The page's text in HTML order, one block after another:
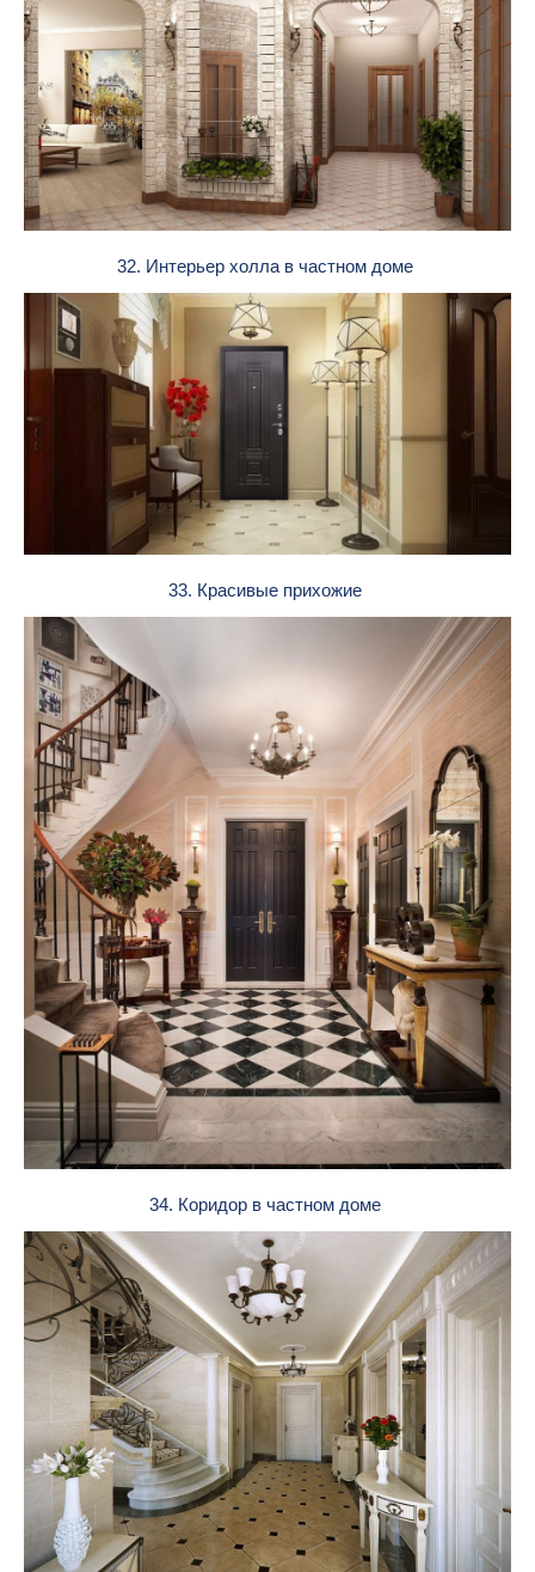
32. Интерьер холла в частном доме
33. Красивые прихожие
34. Коридор в частном доме